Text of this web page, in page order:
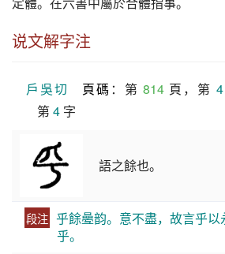
说文解字注
戶吳切 頁碼 ：第 814 頁，第 4
第 4 字
語之餘也。
段注 乎餘㬪韵。意不盡，故言乎
乎。